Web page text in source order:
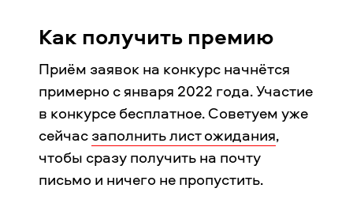
Как получить премию
Приём заявок на конкурс начнётся
примерно с января 2022 года. Участие
в конкурсе бесплатное. Советуем уже
сейчасзаполнить лист ожидания,
чтобы сразу получить на почту
письмо и ничего не пропустить.